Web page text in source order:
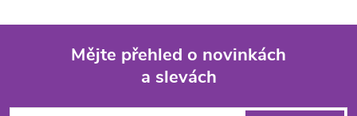
Mějte přehled o novinkách
a slevách